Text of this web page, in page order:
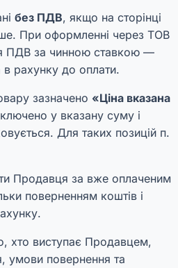
без ПДВ, якщо на сторінці
При оформленні через ТОВ
ПДВ за чинною ставкою —
рахунку до оплати.
зазначено «Ціна вказана
у вказану суму і
Для таких позицій п.
Продавця за вже оплаченим
поверненням коштів і
хто виступає Продавцем,
умови повернення та